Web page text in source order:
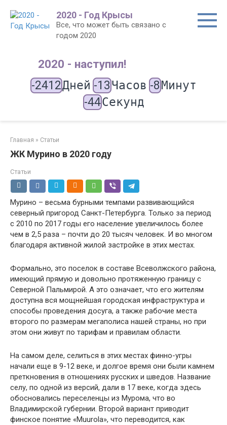
контенту
2020 - Год Крысы
Все, что может быть связано с
годом 2020
2020 - наступил!
-2412Дней -13Часов -8Минут
-44Секунд
Главная » Статьи
ЖК Мурино в 2020 году
Статьи
Мурино – весьма бурными темпами развивающийся
северный пригород Санкт-Петербурга. Только за период
с 2010 по 2017 годы его население увеличилось более
чем в 2,5 раза – почти до 20 тысяч человек. И во многом
благодаря активной жилой застройке в этих местах.
Формально, это поселок в составе Всеволжского района,
имеющий прямую и довольно протяженную границу с
Северной Пальмирой. А это означает, что его жителям
доступна вся мощнейшая городская инфраструктура и
способы проведения досуга, а также рабочие места
второго по размерам мегаполиса нашей страны, но при
этом они живут по тарифам и правилам области.
На самом деле, селиться в этих местах финно-угры
начали еще в 9-12 веке, и долгое время они были камнем
преткновения в отношениях русских и шведов. Название
селу, по одной из версий, дали в 17 веке, когда здесь
обосновались переселенцы из Мурома, что во
Владимирской губернии. Второй вариант приводит
финское понятие «Muurola», что переводится, как